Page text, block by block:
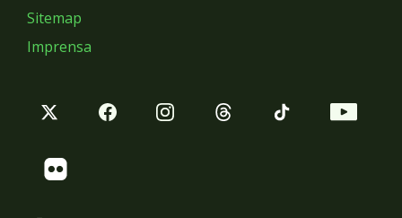
Sitemap
Imprensa